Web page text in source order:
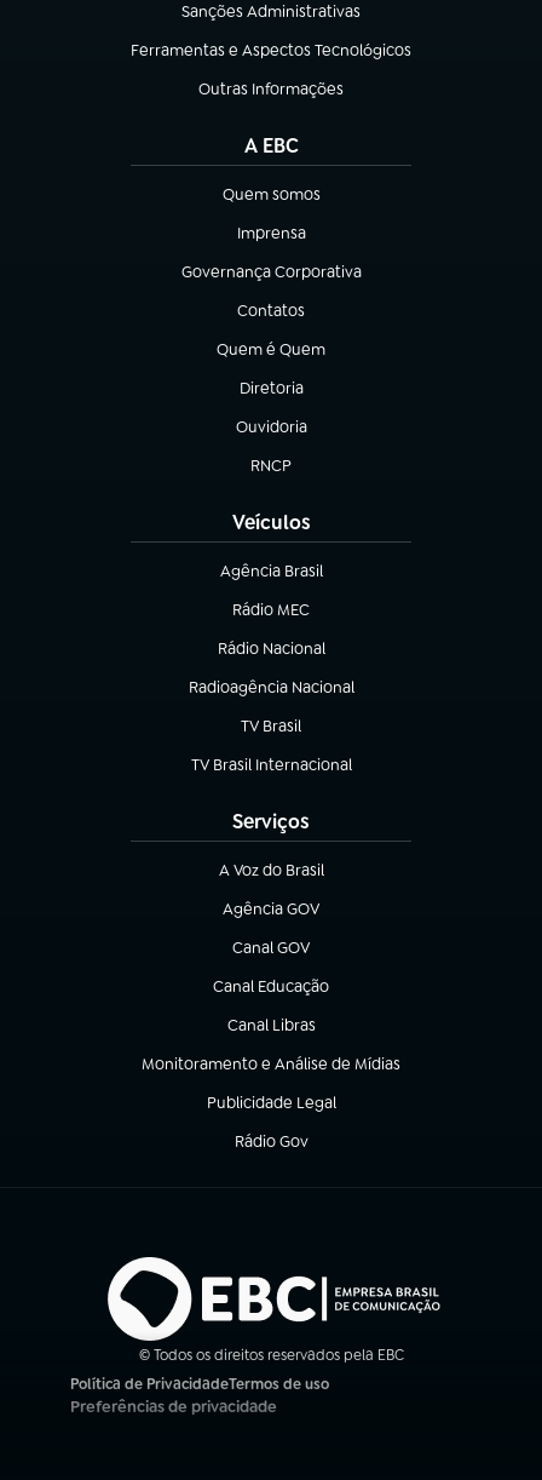
Sanções Administrativas
(abre em nova aba)
Ferramentas e Aspectos Tecnológicos
(abre em nova aba)
Outras Informações
(abre em nova aba)
A EBC
Quem somos
(abre em nova aba)
Imprensa
(abre em nova aba)
Governança Corporativa
(abre em nova aba)
Contatos
(abre em nova aba)
Quem é Quem
(abre em nova aba)
Diretoria
(abre em nova aba)
Ouvidoria
(abre em nova aba)
RNCP
(abre em nova aba)
Veículos
Agência Brasil
(abre em nova aba)
Rádio MEC
Rádio Nacional
(abre em nova aba)
Radioagência Nacional
(abre em nova aba)
TV Brasil
(abre em nova aba)
TV Brasil Internacional
(abre em nova aba)
Serviços
A Voz do Brasil
(abre em nova aba)
Agência GOV
(abre em nova aba)
Canal GOV
(abre em nova aba)
Canal Educação
(abre em nova aba)
Canal Libras
(abre em nova aba)
Monitoramento e Análise de Mídias
(abre em nova aba)
Publicidade Legal
(abre em nova aba)
Rádio Gov
(abre em nova aba)
© Todos os direitos reservados pela EBC
Política de Privacidade
(abre em nova aba)
Termos de uso
(abre em nova aba)
Preferências de privacidade